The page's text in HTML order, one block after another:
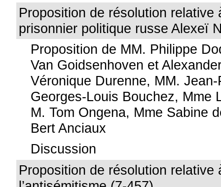
Proposition de résolution relative
prisonnier politique russe Alexeï
Proposition de MM. Philippe
Van Goidsenhoven et
Véronique Durenne, MM.
Georges-Louis Bouchez, Mme
M. Tom Ongena, Mme Sabine
Bert Anciaux
Discussion
Proposition de résolution relative